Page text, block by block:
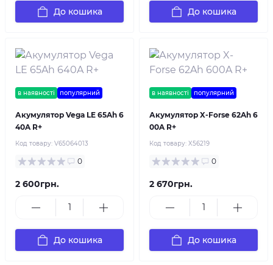
До кошика До кошика
в наявності популярний
Акумулятор Vega LE 65Ah 6
40A R+
Код товару: V65064013
0
2 600грн.
До кошика
в наявності популярний
Акумулятор X-Forse 62Ah 6
00A R+
Код товару: X56219
0
2 670грн.
До кошика